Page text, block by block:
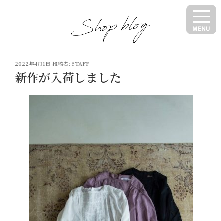
投
稿
日:
2022年4月1日 投稿者: STAFF
新作が入荷しました